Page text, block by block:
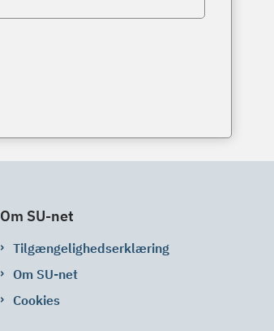
Om SU-net
Tilgængelighedserklæring
Om SU-net
Cookies